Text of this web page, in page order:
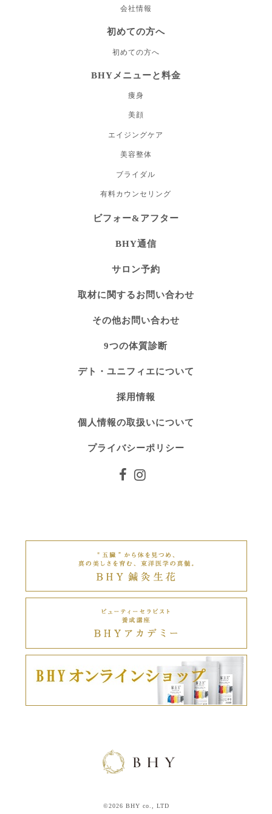
会社情報
初めての方へ
初めての方へ
BHYメニューと料金
痩身
美顔
エイジングケア
美容整体
ブライダル
有料カウンセリング
ビフォー&アフター
BHY通信
サロン予約
取材に関するお問い合わせ
その他お問い合わせ
9つの体質診断
デト・ユニフィエについて
採用情報
個人情報の取扱いについて
プライバシーポリシー
©2026 BHY co., LTD